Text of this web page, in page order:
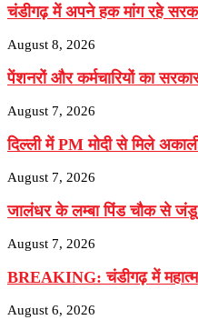
चंडीगढ़ में अपने हक मांग रहे
August 8, 2026
पेंशनरों और कर्मचारियों का
August 7, 2026
दिल्ली में PM मोदी से मिले
August 7, 2026
जालंधर के लम्बा पिंड चौक से जंडू
August 7, 2026
BREAKING: चंडीगढ़ में
August 6, 2026